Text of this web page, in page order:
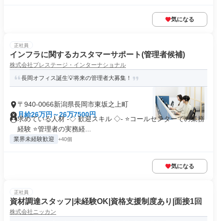
気になる
正社員
インフラに関するカスタマーサポート(管理者候補)
株式会社プレステージ・インターナショナル
長岡オフィス誕生💡将来の管理者大募集！
〒940-0066新潟県長岡市東坂之上町
月給26万円～26万7500円
求めている人材 -◇ 歓迎スキル ◇- ⭐コールセンターでの業務
経験 ⭐管理者の実務経...
業界未経験歓迎 +40個
気になる
正社員
資材調達スタッフ|未経験OK|資格支援制度あり|面接1回
株式会社ニッカン